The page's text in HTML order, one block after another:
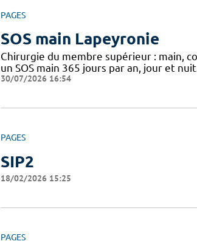
PAGES
SOS main Lapeyronie
Chirurgie du membre supérieur : main,
un SOS main 365 jours par an, jour et
30/07/2026 16:54
PAGES
SIP2
18/02/2026 15:25
PAGES